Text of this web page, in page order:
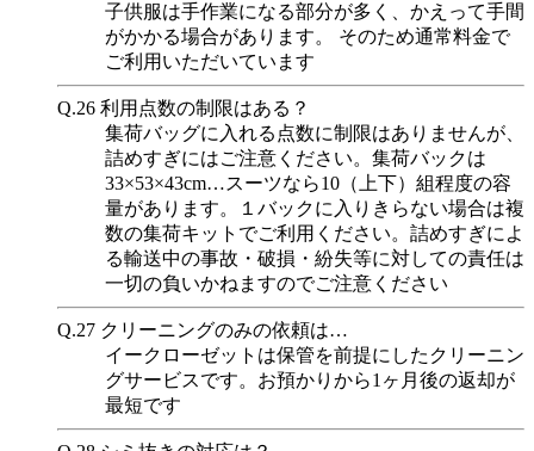
子供服は手作業になる部分が多く、かえって手間
がかかる場合があります。 そのため通常料金で
ご利用いただいています
Q.26 利用点数の制限はある？
集荷バッグに入れる点数に制限はありませんが、
詰めすぎにはご注意ください。集荷バックは
33×53×43cm…スーツなら10（上下）組程度の容
量があります。１バックに入りきらない場合は複
数の集荷キットでご利用ください。詰めすぎによ
る輸送中の事故・破損・紛失等に対しての責任は
一切の負いかねますのでご注意ください
Q.27 クリーニングのみの依頼は…
イークローゼットは保管を前提にしたクリーニン
グサービスです。お預かりから1ヶ月後の返却が
最短です